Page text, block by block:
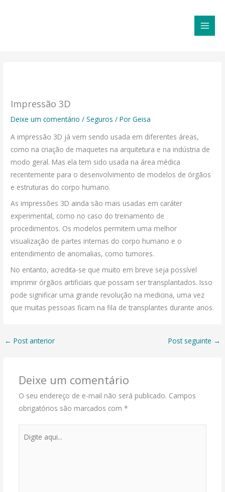
Impressão 3D
Deixe um comentário /Seguros / PorGeisa
A impressão 3D já vem sendo usada em diferentes áreas,
como na criação de maquetes na arquitetura e na indústria de
modo geral. Mas ela tem sido usada na área médica
recentemente para o desenvolvimento de modelos de órgãos
e estruturas do corpo humano.
As impressões 3D ainda são mais usadas em caráter
experimental, como no caso do treinamento de
procedimentos. Os modelos permitem uma melhor
visualização de partes internas do corpo humano e o
entendimento de anomalias, como tumores.
No entanto, acredita-se que muito em breve seja possível
imprimir órgãos artificiais que possam ser transplantados. Isso
pode significar uma grande revolução na medicina, uma vez
que muitas pessoas ficam na fila de transplantes durante anos.
← Post anterior Post seguinte →
Deixe um comentário
O seu endereço de e-mail não será publicado. Campos
obrigatórios são marcados com *
aqui...